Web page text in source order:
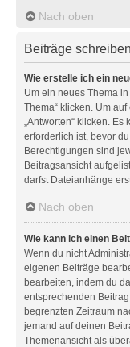
Nach oben
Beiträge schreiben
Wie erstelle ich ein
Um ein neues Thema
Thema“ klicken. Um
„Antworten“ klicken.
erforderlich ist, bevor
Berechtigungen sind
Beitragsansicht
darfst Dateianhänge
Nach oben
Wie kann ich einen
Wenn du nicht
eigenen Beiträge
bearbeiten, indem du
entsprechenden
begrenzten Zeitraum
jemand auf deinen
Themenansicht als